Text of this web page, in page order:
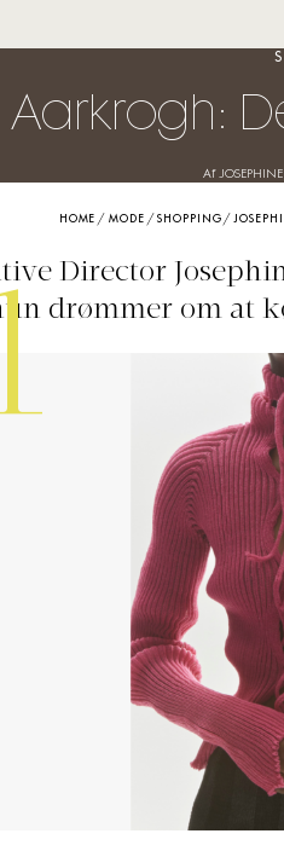
Af
HOME /MODE /SHOPPING /
Director
drømmer om at